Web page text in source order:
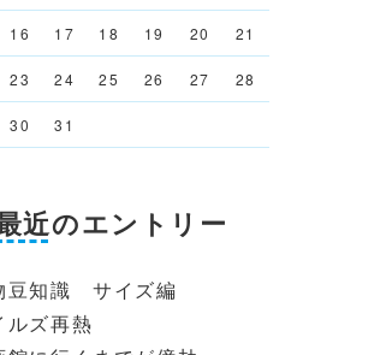
16 17 18 19 20 21
23 24 25 26 27 28
30 31
近のエントリー
豆知識 サイズ編
ルズ再熱